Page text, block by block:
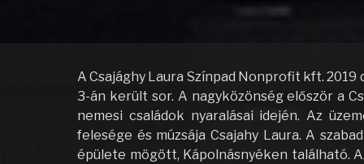
A Csajághy Laura Színpad Nonprofit kft.
3-án került sor. A nagyközönség először a
nemesi családok nyaralásai idején. Az
felesége és múzsája Csajahy Laura. A
épülete mögött, Kápolnásnyéken található.